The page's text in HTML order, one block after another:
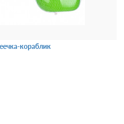
кораблик